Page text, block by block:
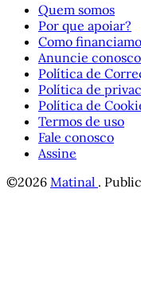
Quem somos
Por que apoiar?
Como
Anuncie conosco
Política de
Política de
Política de
Termos de uso
Fale conosco
Assine
©2026 Matinal .